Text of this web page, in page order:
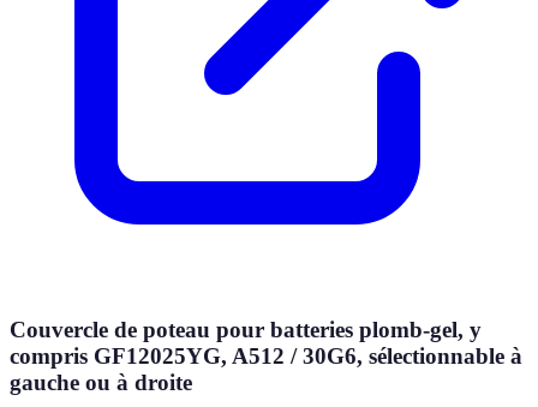
Couvercle de poteau pour batteries plomb-gel, y
compris GF12025YG, A512 / 30G6, sélectionnable à
gauche ou à droite